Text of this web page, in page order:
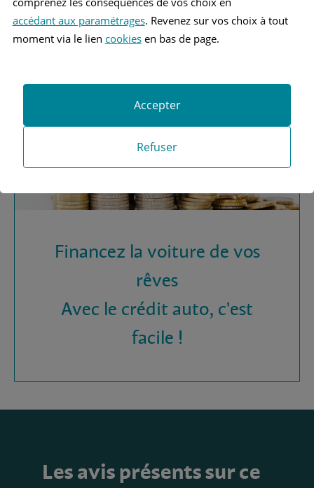
assurance automobile ?
Obtenez vos devis MAAF
Financez la voiture de vos
rêves
Avec le crédit auto, c'est
facile !
Les avis présents sur ce
accédant aux paramétrages. Revenez sur vos choix à tout
moment via le lien cookiesen bas de page.
Refuser
Accepter